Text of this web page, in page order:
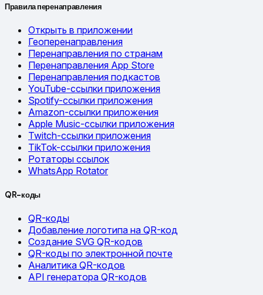
Правила перенаправления
Открыть в приложении
Геоперенаправления
Перенаправления по странам
Перенаправления App Store
Перенаправления подкастов
YouTube-ссылки приложения
Spotify-ссылки приложения
Amazon-ссылки приложения
Apple Music-ссылки приложения
Twitch-ссылки приложения
TikTok-ссылки приложения
Ротаторы ссылок
WhatsApp Rotator
QR-коды
QR-коды
Добавление логотипа на QR-код
Создание SVG QR-кодов
QR-коды по электронной почте
Аналитика QR-кодов
API генератора QR-кодов